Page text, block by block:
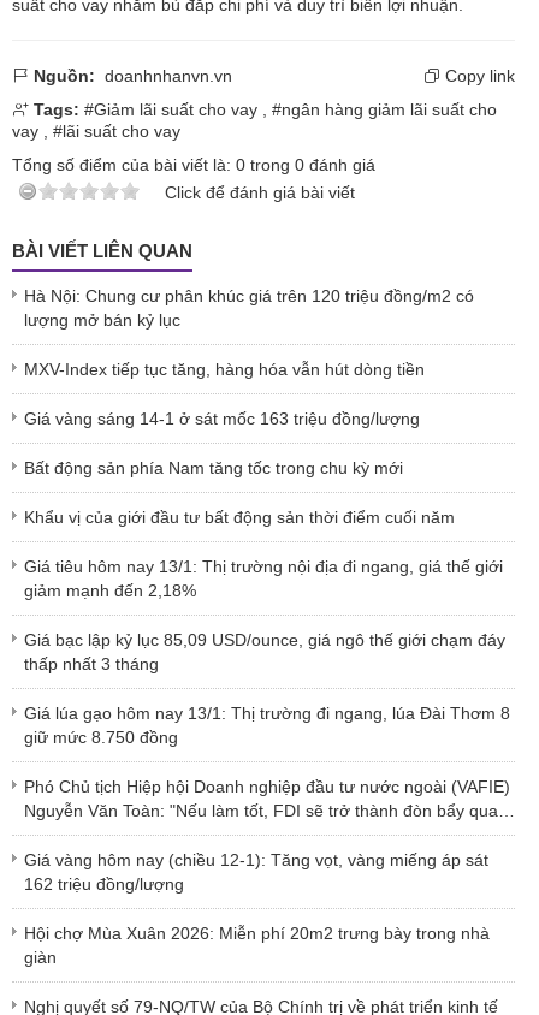
suất cho vay nhằm bù đắp chi phí và duy trì biên lợi nhuận.
Nguồn: doanhnhanvn.vn
Copy link
Tags: #Giảm lãi suất cho vay
#ngân hàng giảm lãi suất cho
vay
#lãi suất cho vay
Tổng số điểm của bài viết là: 0 trong 0 đánh giá
Click để đánh giá bài viết
BÀI VIẾT LIÊN QUAN
Hà Nội: Chung cư phân khúc giá trên 120 triệu đồng/m2 có
lượng mở bán kỷ lục
MXV-Index tiếp tục tăng, hàng hóa vẫn hút dòng tiền
Giá vàng sáng 14-1 ở sát mốc 163 triệu đồng/lượng
Bất động sản phía Nam tăng tốc trong chu kỳ mới
Khẩu vị của giới đầu tư bất động sản thời điểm cuối năm
Giá tiêu hôm nay 13/1: Thị trường nội địa đi ngang, giá thế giới
giảm mạnh đến 2,18%
Giá bạc lập kỷ lục 85,09 USD/ounce, giá ngô thế giới chạm đáy
thấp nhất 3 tháng
Giá lúa gạo hôm nay 13/1: Thị trường đi ngang, lúa Đài Thơm 8
giữ mức 8.750 đồng
Phó Chủ tịch Hiệp hội Doanh nghiệp đầu tư nước ngoài (VAFIE)
Nguyễn Văn Toàn: "Nếu làm tốt, FDI sẽ trở thành đòn bẩy quan
trọng"
Giá vàng hôm nay (chiều 12-1): Tăng vọt, vàng miếng áp sát
162 triệu đồng/lượng
Hội chợ Mùa Xuân 2026: Miễn phí 20m2 trưng bày trong nhà
giàn
Nghị quyết số 79-NQ/TW của Bộ Chính trị về phát triển kinh tế